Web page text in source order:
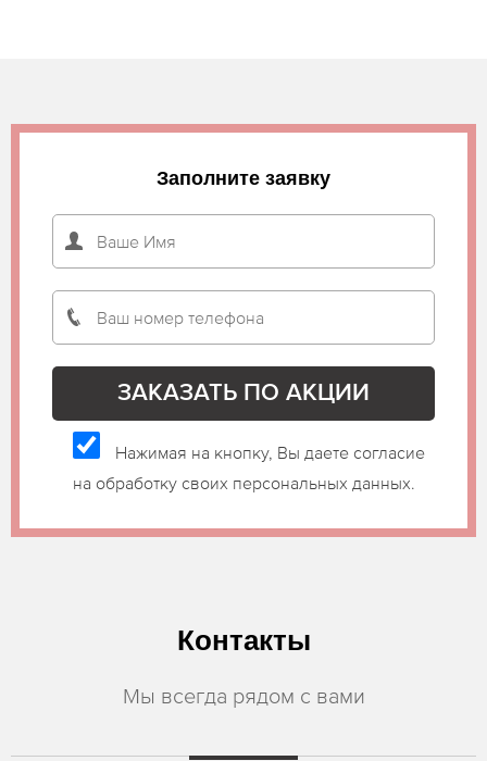
Заполните заявку
Нажимая на кнопку, Вы даете согласие
на обработку своих персональных данных.
Контакты
Мы всегда рядом с вами